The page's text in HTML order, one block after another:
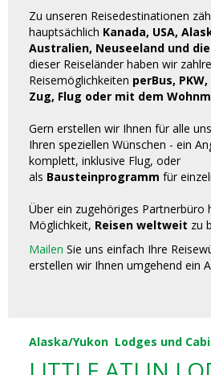
Zu unseren Reisedestinationen
hauptsächlich Kanada, USA,
Australien, Neuseeland und die
dieser Reiseländer haben wir
Reisemöglichkeiten perBus,
Zug, Flug oder mit dem
Gern erstellen wir Ihnen für alle
Ihren speziellen Wünschen - ein
komplett, inklusive Flug, oder
als Bausteinprogramm für
Über ein zugehöriges Partnerbüro
Möglichkeit, Reisen weltweit zu
Mailen Sie uns einfach Ihre
erstellen wir Ihnen umgehend ein
Alaska/Yukon Lodges und